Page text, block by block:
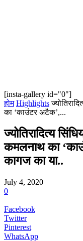
[insta-gallery id="0"]
होम Highlights
का ‘काउंटर अटैक’,...
ज्योतिरादित्य
कमलनाथ का
कागज का या..
July 4, 2020
0
Facebook
Twitter
Pinterest
WhatsApp